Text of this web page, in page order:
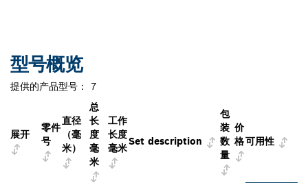
型号概览
提供的产品型号： 7
展开
零件
号
直径
（毫
米）
总
长
度
毫
米
工作
长度
毫米
Set description
包
装
数
量
价
格可用性